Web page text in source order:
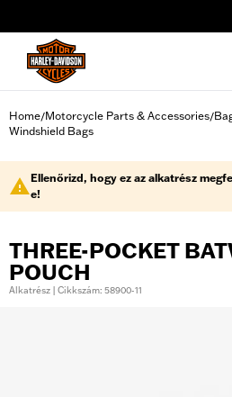
Home/Motorcycle Parts & Accessories/
Windshield Bags
Ellenőrizd, hogy ez az alkatrész
e!
THREE-POCKET
POUCH
Alkatrész | Cikkszám: 58900-11